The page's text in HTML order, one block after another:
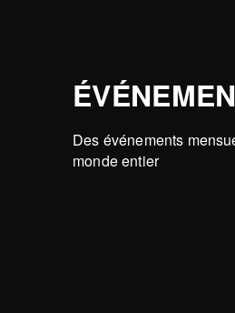
Des événements
monde entier